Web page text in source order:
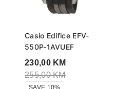
Casio Edifice EFV-
550P-1AVUEF
230,00 KM
255,00KM